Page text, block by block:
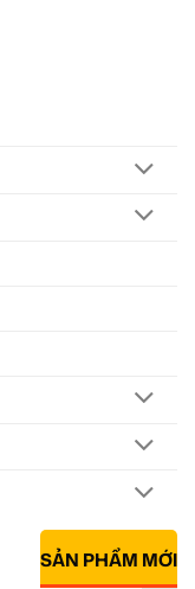
SẢN PHẨM MỚI